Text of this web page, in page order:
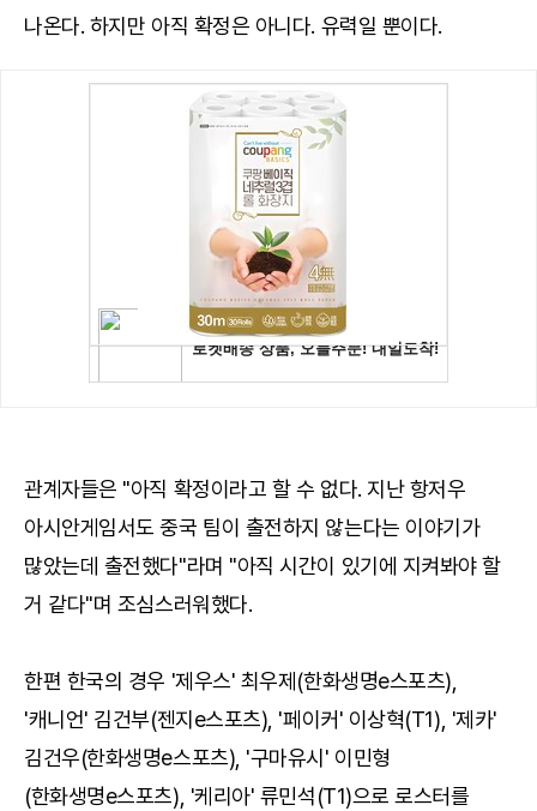
나온다. 하지만 아직 확정은 아니다. 유력일 뿐이다.
관계자들은 "아직 확정이라고 할 수 없다. 지난 항저우
아시안게임서도 중국 팀이 출전하지 않는다는 이야기가
많았는데 출전했다"라며 "아직 시간이 있기에 지켜봐야 할
거 같다"며 조심스러워했다.
한편 한국의 경우 '제우스' 최우제(한화생명e스포츠),
'캐니언' 김건부(젠지e스포츠), '페이커' 이상혁(T1), '제카'
김건우(한화생명e스포츠), '구마유시' 이민형
(한화생명e스포츠), '케리아' 류민석(T1)으로 로스터를